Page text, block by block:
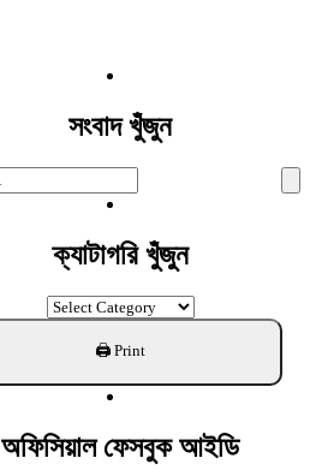
সংবাদ খুঁজুন
ক্যাটাগরি খুঁজুন
ক্যাটাগরি
খুঁজুন
অফিসিয়াল ফেসবুক আইডি